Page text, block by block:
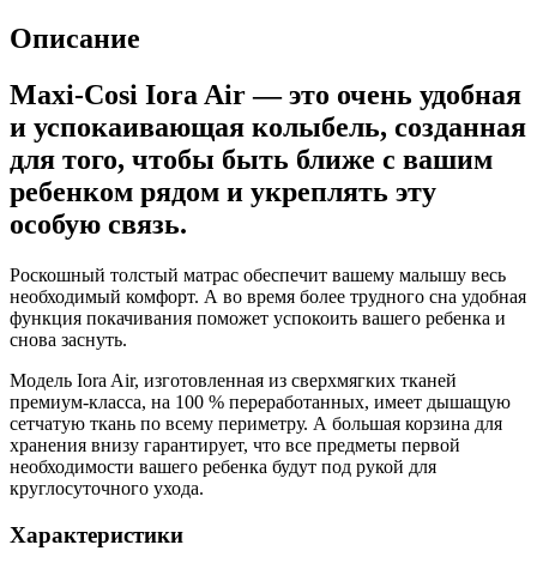
Air
Beyond
колесами),
Eco
(Графитовый)
Описание
Maxi-Cosi Iora Air — это очень удобная
и успокаивающая колыбель, созданная
для того, чтобы быть ближе с вашим
ребенком рядом и укреплять эту
особую связь.
Роскошный толстый матрас обеспечит вашему малышу весь
необходимый комфорт. А во время более трудного сна удобная
функция покачивания поможет успокоить вашего ребенка и
снова заснуть.
Модель Iora Air, изготовленная из сверхмягких тканей
премиум-класса, на 100 % переработанных, имеет дышащую
сетчатую ткань по всему периметру. А большая корзина для
хранения внизу гарантирует, что все предметы первой
необходимости вашего ребенка будут под рукой для
круглосуточного ухода.
Характеристики